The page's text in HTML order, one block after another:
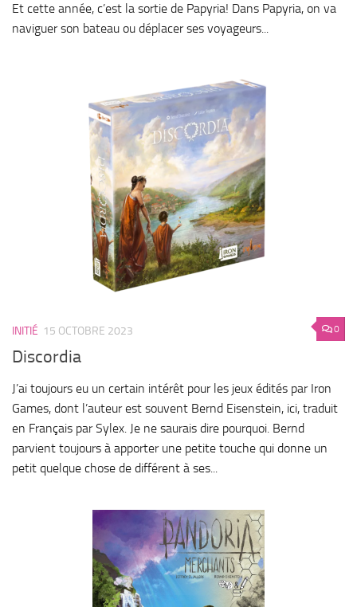
Et cette année, c’est la sortie de Papyria! Dans Papyria, on va
naviguer son bateau ou déplacer ses voyageurs...
0
INITIÉ 15 OCTOBRE 2023
Discordia
J’ai toujours eu un certain intérêt pour les jeux édités par Iron
Games, dont l’auteur est souvent Bernd Eisenstein, ici, traduit
en Français par Sylex. Je ne saurais dire pourquoi. Bernd
parvient toujours à apporter une petite touche qui donne un
petit quelque chose de différent à ses...